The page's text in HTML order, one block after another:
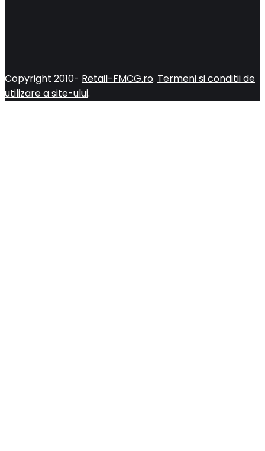
Copyright 2010- Retail-FMCG.ro. Termeni si conditii de
utilizare a site-ului.